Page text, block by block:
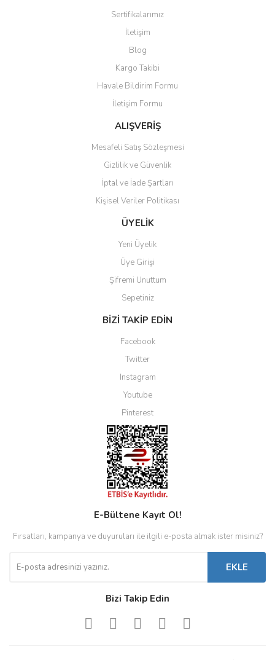
Yorum Yaz
Ürün resmi kalitesiz, bozuk veya görüntülenemiyor.
Ürün açıklamasında eksik bilgiler bulunuyor.
Ürün bilgilerinde hatalar bulunuyor.
Ürün fiyatı diğer sitelerden daha pahalı.
Bu ürüne benzer farklı alternatifler olmalı.
Gönder
Sertifikalarımız
İletişim
Blog
Kargo Takibi
Havale Bildirim Formu
İletişim Formu
ALIŞVERİŞ
Mesafeli Satış Sözleşmesi
Gizlilik ve Güvenlik
İptal ve İade Şartları
Kişisel Veriler Politikası
ÜYELİK
Yeni Üyelik
Üye Girişi
Şifremi Unuttum
Sepetiniz
BİZİ TAKİP EDİN
Facebook
Twitter
Instagram
Youtube
Pinterest
E-Bültene Kayıt Ol!
Fırsatları, kampanya ve duyuruları ile ilgili e-posta almak ister misiniz?
EKLE
Bizi Takip Edin